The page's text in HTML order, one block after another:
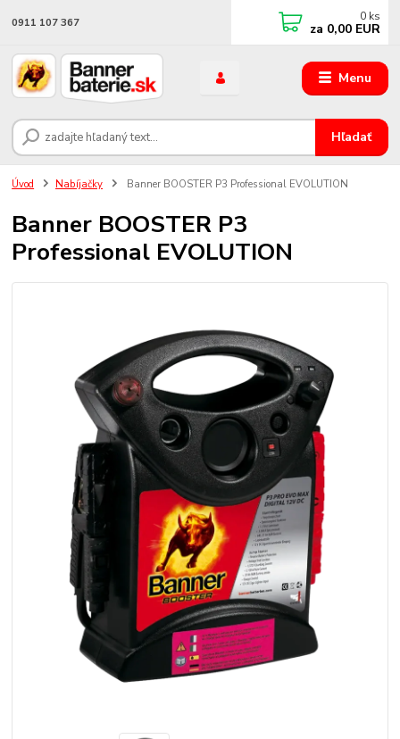
Menu
Hľadať
0911 107 367 0 ks
za 0,00 EUR
Úvod Nabíjačky Banner BOOSTER P3 Professional EVOLUTION
Banner BOOSTER P3
Professional EVOLUTION